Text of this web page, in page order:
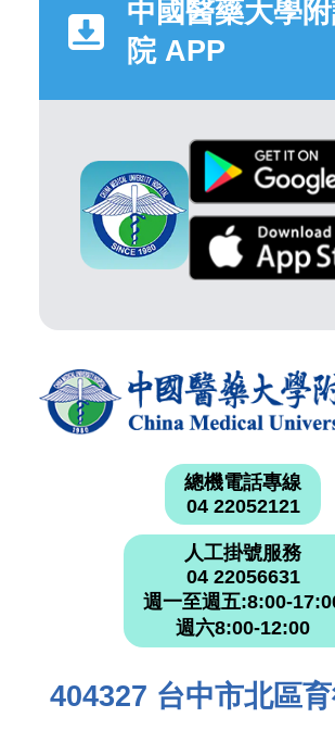
中國醫藥大學
院 APP
總機電話專線
04 22052121
人工掛號服務
04 22056631
週一至週五:8:00-
週六8:00-12:00
404327 台中市北區